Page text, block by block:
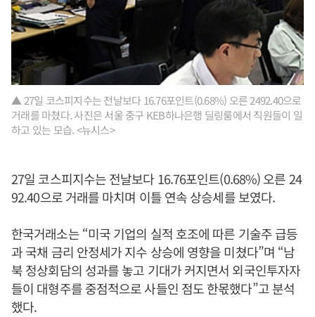
▲ 27일 코스피지수는 전날보다 16.76포인트(0.68%) 오른 2492.40으로
거래를 마쳤다. 사진은 서울 중구 KEB하나은행 딜링룸에서 직원들이 일
하고 있는 모습. <뉴시스>
27일 코스피지수는 전날보다 16.76포인트(0.68%) 오른 24
92.40으로 거래를 마치며 이틀 연속 상승세를 보였다.
한국거래소는 “미국 기업의 실적 호조에 따른 기술주 급등
과 국채 금리 안정세가 지수 상승에 영향을 미쳤다”며 “남
북 정상회담의 성과를 놓고 기대가 커지면서 외국인투자자
들이 대형주를 중점적으로 사들인 점도 한몫했다”고 분석
했다.